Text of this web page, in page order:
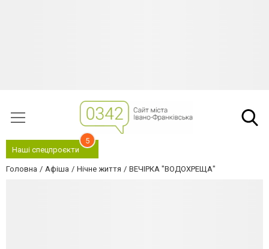
Наші спецпроєкти
5
Головна Афіша Нічне життя ВЕЧІРКА "ВОДОХРЕЩА"